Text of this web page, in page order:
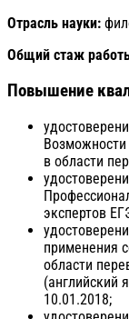
Отрасль науки:
Общий стаж
Повышение
Возможности
в области
экспертов
применения
области
(английский
10.01.2018;